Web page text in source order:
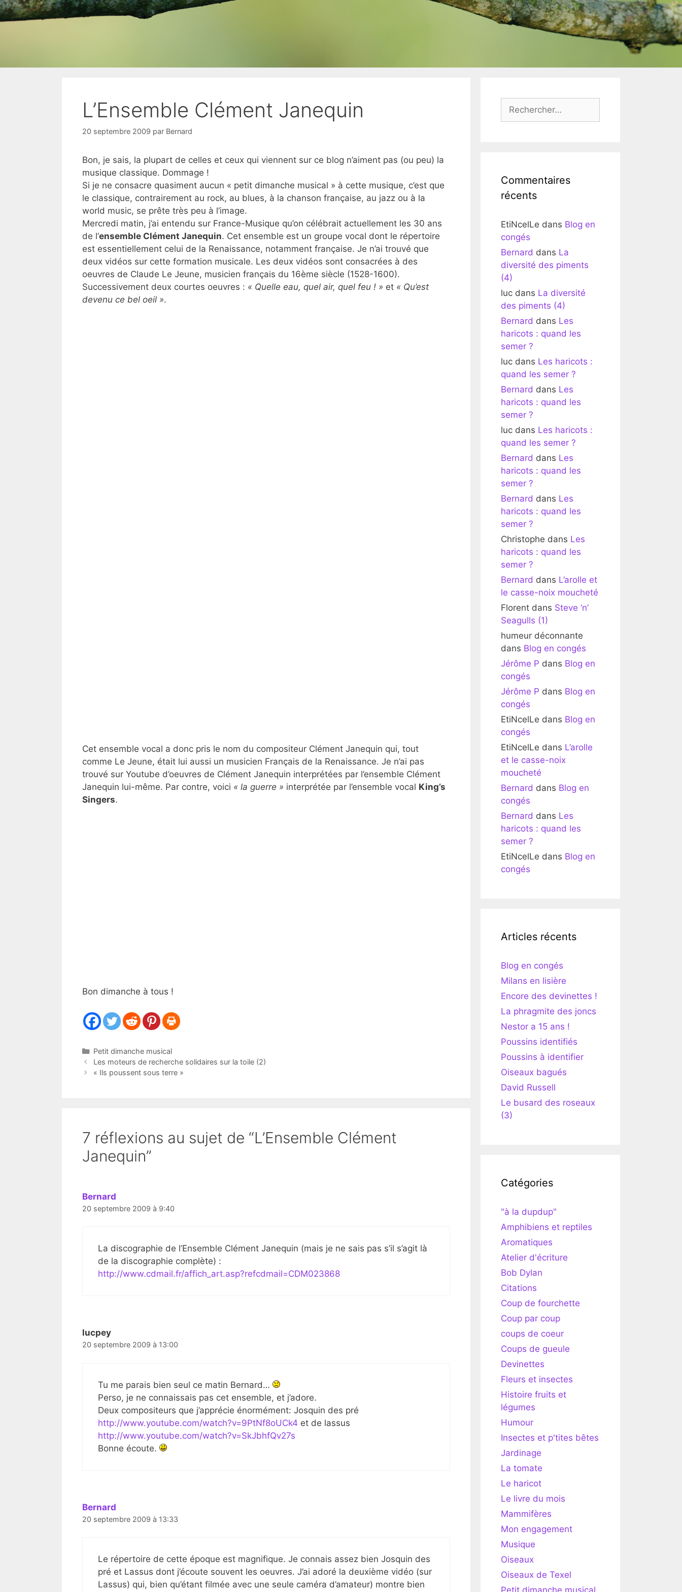
L’Ensemble Clément Janequin
20 septembre 2009 par Bernard
Bon, je sais, la plupart de celles et ceux qui viennent sur ce blog n’aiment pas (ou peu) la
musique classique. Dommage !
Si je ne consacre quasiment aucun « petit dimanche musical » à cette musique, c’est que
le classique, contrairement au rock, au blues, à la chanson française, au jazz ou à la
world music, se prête très peu à l’image.
Mercredi matin, j’ai entendu sur France-Musique qu’on célébrait actuellement les 30 ans
de l’ensemble Clément Janequin. Cet ensemble est un groupe vocal dont le répertoire
est essentiellement celui de la Renaissance, notamment française. Je n’ai trouvé que
deux vidéos sur cette formation musicale. Les deux vidéos sont consacrées à des
oeuvres de Claude Le Jeune, musicien français du 16ème siècle (1528-1600).
Successivement deux courtes oeuvres : « Quelle eau, quel air, quel feu ! » et « Qu’est
devenu ce bel oeil ».
Cet ensemble vocal a donc pris le nom du compositeur Clément Janequin qui, tout
comme Le Jeune, était lui aussi un musicien Français de la Renaissance. Je n’ai pas
trouvé sur Youtube d’oeuvres de Clément Janequin interprétées par l’ensemble Clément
Janequin lui-même. Par contre, voici « la guerre » interprétée par l’ensemble vocal King’s
Singers.
Bon dimanche à tous !
Catégories
Petit dimanche musical
Les moteurs de recherche solidaires sur la toile (2)
« Ils poussent sous terre »
7 réflexions au sujet de “L’Ensemble Clément
Janequin”
Bernard
20 septembre 2009 à 9:40
La discographie de l’Ensemble Clément Janequin (mais je ne sais pas s’il s’agit là
de la discographie complète) :
http://www.cdmail.fr/affich_art.asp?refcdmail=CDM023868
lucpey
20 septembre 2009 à 13:00
Tu me parais bien seul ce matin Bernard…
Perso, je ne connaissais pas cet ensemble, et j’adore.
Deux compositeurs que j’apprécie énormément: Josquin des pré
http://www.youtube.com/watch?v=9PtNf8oUCk4 et de lassus
http://www.youtube.com/watch?v=SkJbhfQv27s
Bonne écoute.
Bernard
20 septembre 2009 à 13:33
Le répertoire de cette époque est magnifique. Je connais assez bien Josquin des
pré et Lassus dont j’écoute souvent les oeuvres. J’ai adoré la deuxième vidéo (sur
Lassus) qui, bien qu’étant filmée avec une seule caméra d’amateur) montre bien
Commentaires
récents
EtiNcelLe dans Blog en
congés
Bernard dans La
diversité des piments
(4)
luc dans La diversité
des piments (4)
Bernard dans Les
haricots : quand les
semer ?
luc dans Les haricots :
quand les semer ?
Bernard dans Les
haricots : quand les
semer ?
luc dans Les haricots :
quand les semer ?
Bernard dans Les
haricots : quand les
semer ?
Bernard dans Les
haricots : quand les
semer ?
Christophe dans Les
haricots : quand les
semer ?
Bernard dans L’arolle et
le casse-noix moucheté
Florent dans Steve ‘n’
Seagulls (1)
humeur déconnante
dans Blog en congés
Jérôme P dans Blog en
congés
Jérôme P dans Blog en
congés
EtiNcelLe dans Blog en
congés
EtiNcelLe dans L’arolle
et le casse-noix
moucheté
Bernard dans Blog en
congés
Bernard dans Les
haricots : quand les
semer ?
EtiNcelLe dans Blog en
congés
Articles récents
Blog en congés
Milans en lisière
Encore des devinettes !
La phragmite des joncs
Nestor a 15 ans !
Poussins identifiés
Poussins à identifier
Oiseaux bagués
David Russell
Le busard des roseaux
(3)
Catégories
"à la dupdup"
Amphibiens et reptiles
Aromatiques
Atelier d'écriture
Bob Dylan
Citations
Coup de fourchette
Coup par coup
coups de coeur
Coups de gueule
Devinettes
Fleurs et insectes
Histoire fruits et
légumes
Humour
Insectes et p'tites bêtes
Jardinage
La tomate
Le haricot
Le livre du mois
Mammifères
Mon engagement
Musique
Oiseaux
Oiseaux de Texel
Petit dimanche musical